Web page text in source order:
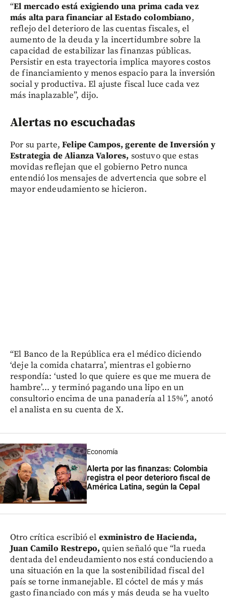
“El mercado está exigiendo una prima cada vez
más alta para financiar al Estado colombiano,
reflejo del deterioro de las cuentas fiscales, el
aumento de la deuda y la incertidumbre sobre la
capacidad de estabilizar las finanzas públicas.
Persistir en esta trayectoria implica mayores costos
de financiamiento y menos espacio para la inversión
social y productiva. El ajuste fiscal luce cada vez
más inaplazable”, dijo.
Alertas no escuchadas
Por su parte, Felipe Campos, gerente de Inversión y
Estrategia de Alianza Valores, sostuvo que estas
movidas reflejan que el gobierno Petro nunca
entendió los mensajes de advertencia que sobre el
mayor endeudamiento se hicieron.
“El Banco de la República era el médico diciendo
‘deje la comida chatarra’, mientras el gobierno
respondía: ‘usted lo que quiere es que me muera de
hambre’... y terminó pagando una lipo en un
consultorio encima de una panadería al 15%”, anotó
el analista en su cuenta de X.
Economía
Alerta por las finanzas: Colombia
registra el peor deterioro fiscal de
América Latina, según la Cepal
Otro crítica escribió el exministro de Hacienda,
Juan Camilo Restrepo, quien señaló que “la rueda
dentada del endeudamiento nos está conduciendo a
una situación en la que la sostenibilidad fiscal del
país se torne inmanejable. El cóctel de más y más
gasto financiado con más y más deuda se ha vuelto